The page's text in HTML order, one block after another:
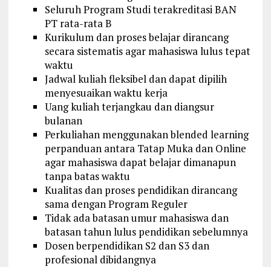
Seluruh Program Studi terakreditasi BAN
PT rata-rata B
Kurikulum dan proses belajar dirancang
secara sistematis agar mahasiswa lulus tepat
waktu
Jadwal kuliah fleksibel dan dapat dipilih
menyesuaikan waktu kerja
Uang kuliah terjangkau dan diangsur
bulanan
Perkuliahan menggunakan blended learning
perpanduan antara Tatap Muka dan Online
agar mahasiswa dapat belajar dimanapun
tanpa batas waktu
Kualitas dan proses pendidikan dirancang
sama dengan Program Reguler
Tidak ada batasan umur mahasiswa dan
batasan tahun lulus pendidikan sebelumnya
Dosen berpendidikan S2 dan S3 dan
profesional dibidangnya